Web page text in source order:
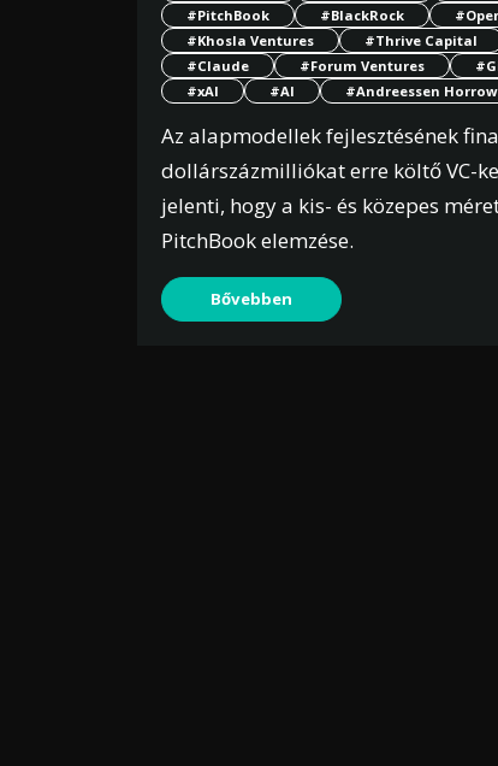
#PitchBook
#BlackRock
#Khosla Ventures
#Thrive Capital
#Claude
#Forum Ventures
#xAI
#AI #Andreessen
Az alapmodellek fejlesztésének
dollárszázmilliókat erre költő VC-
jelenti, hogy a kis- és közepes
PitchBook elemzése.
Bővebben